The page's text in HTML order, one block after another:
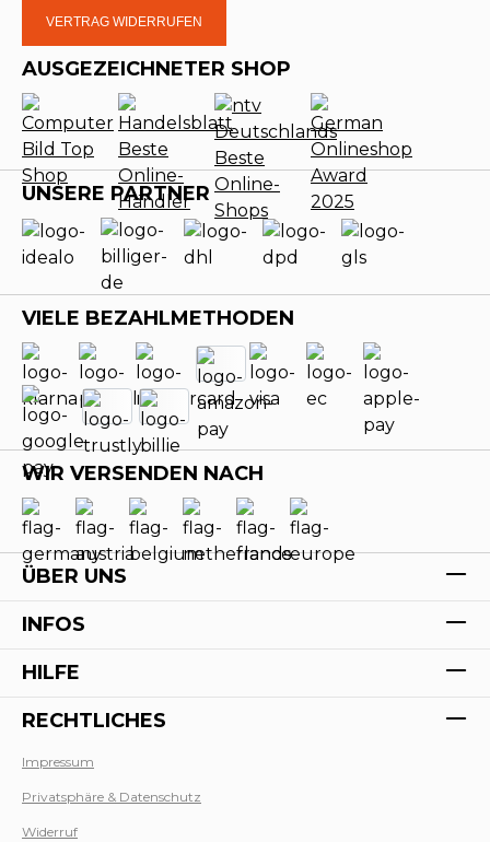
VERTRAG WIDERRUFEN
AUSGEZEICHNETER SHOP
UNSERE PARTNER
VIELE BEZAHLMETHODEN
WIR VERSENDEN NACH
ÜBER UNS
INFOS
HILFE
RECHTLICHES
Impressum
Privatsphäre & Datenschutz
Widerruf